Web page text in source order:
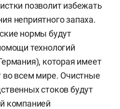
позволит избежать
неприятного запаха.
нормы будут
технологий
которая имеет
всем мире. Очистные
стоков будут
компанией